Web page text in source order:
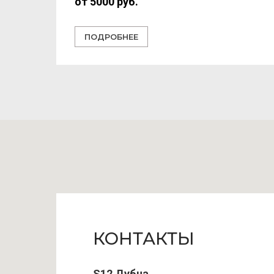
ПОДРОБНЕЕ
КОНТАКТЫ